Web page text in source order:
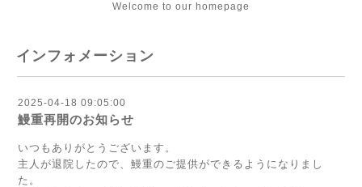
Welcome to our homepage
インフォメーション
2025-04-18 09:05:00
鰻重再開のお知らせ
いつもありがとうございます。
主人が退院したので、鰻重のご提供ができるようになりまし
た。